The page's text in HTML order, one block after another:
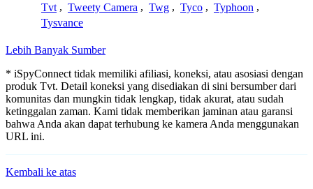
Tvt , Tweety Camera , Twg , Tyco , Typhoon ,
Tysvance
Lebih Banyak Sumber
* iSpyConnect tidak memiliki afiliasi, koneksi, atau asosiasi dengan
produk Tvt. Detail koneksi yang disediakan di sini bersumber dari
komunitas dan mungkin tidak lengkap, tidak akurat, atau sudah
ketinggalan zaman. Kami tidak memberikan jaminan atau garansi
bahwa Anda akan dapat terhubung ke kamera Anda menggunakan
URL ini.
Kembali ke atas